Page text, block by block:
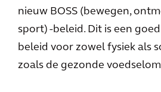
nieuw BOSS (bewegen,
sport) -beleid. Dit is een
beleid voor zowel fysiek als
zoals de gezonde